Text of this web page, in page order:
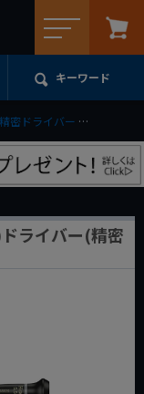
キーワード
精密ドライバー
ライバー(精密